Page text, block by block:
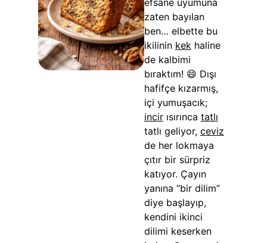
efsane uyumuna
zaten bayılan
ben… elbette bu
ikilinin kekhaline
de kalbimi
bıraktım! 😄 Dışı
hafifçe kızarmış,
içi yumuşacık;
incirısırınca tatlı
tatlı geliyor, ceviz
de her lokmaya
çıtır bir sürpriz
katıyor. Çayın
yanına “bir dilim”
diye başlayıp,
kendini ikinci
dilimi keserken